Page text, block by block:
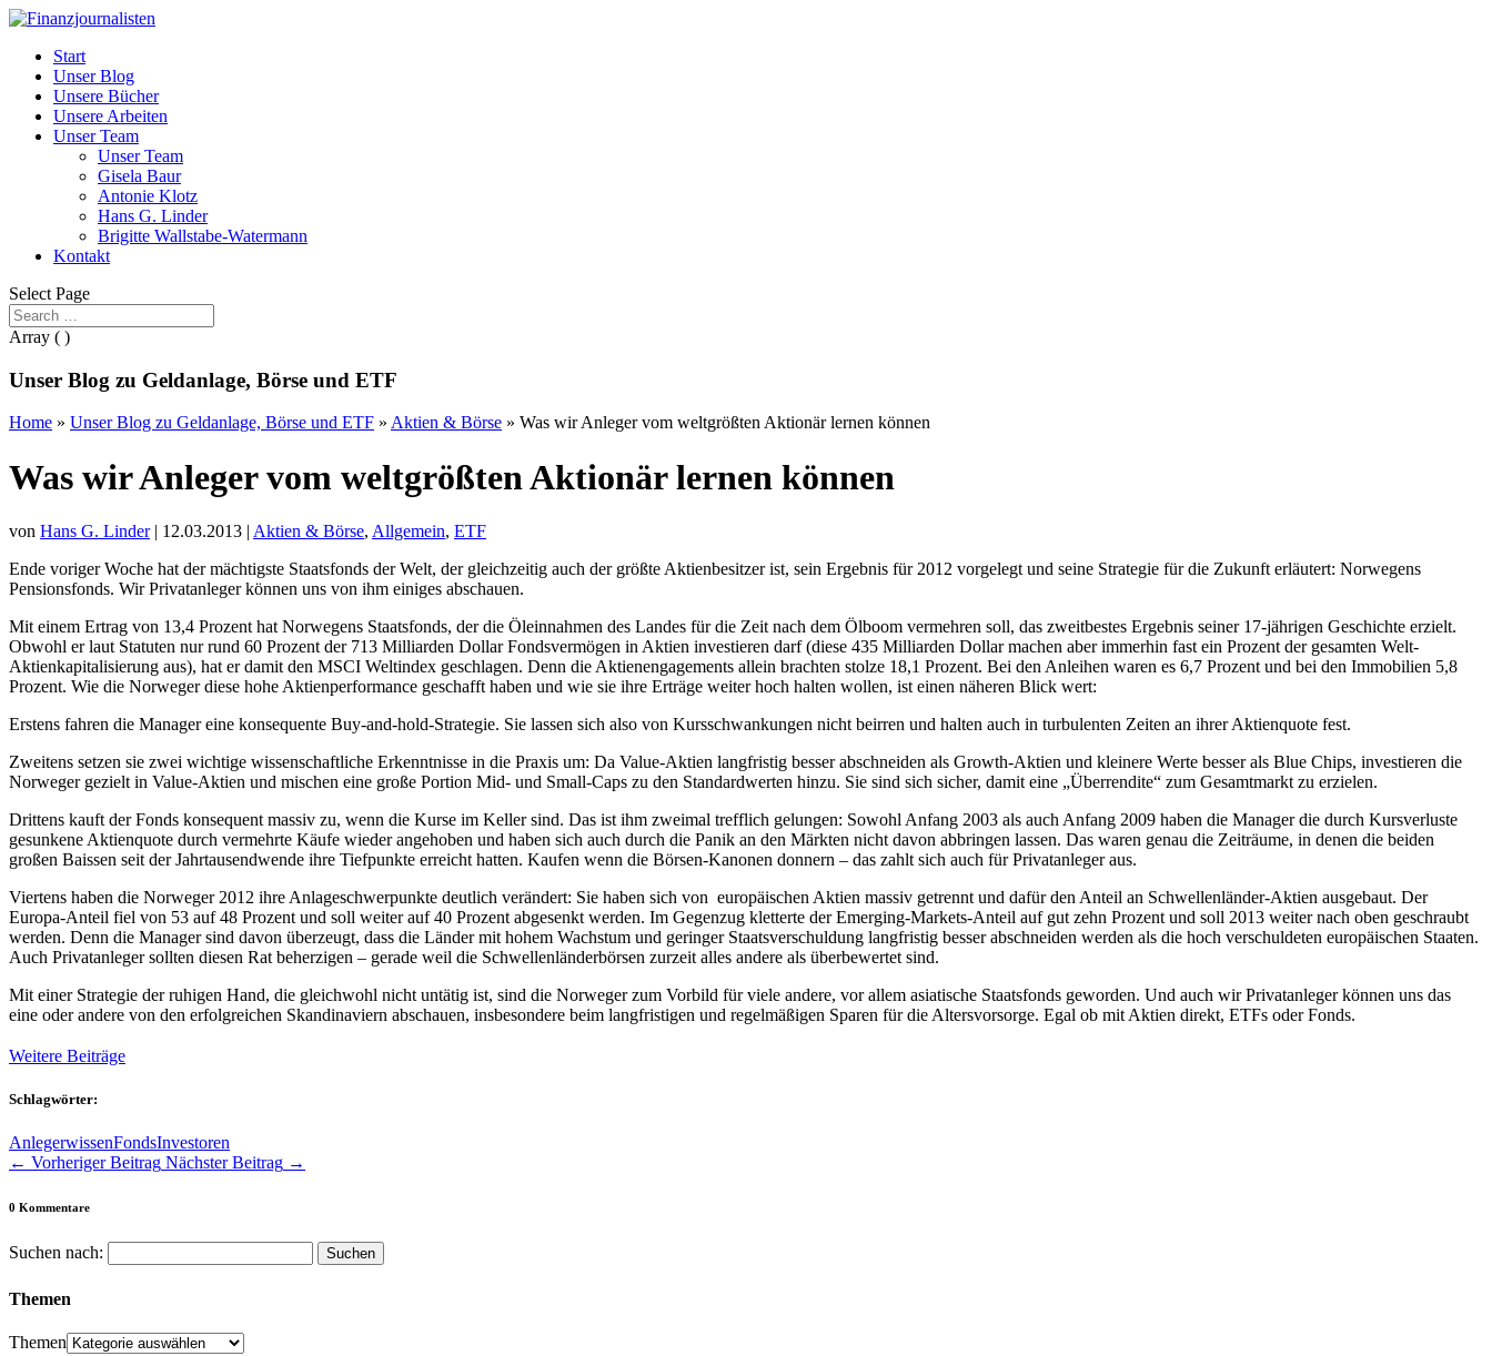
Start
Unser Blog
Unsere Bücher
Unsere Arbeiten
Unser Team
Unser Team
Gisela Baur
Antonie Klotz
Hans G. Linder
Brigitte Wallstabe-Watermann
Kontakt
Select Page
Array ( )
Unser Blog zu Geldanlage, Börse und ETF
Home » Unser Blog zu Geldanlage, Börse und ETF » Aktien & Börse » Was wir Anleger vom weltgrößten Aktionär lernen können
Was wir Anleger vom weltgrößten Aktionär lernen können
von Hans G. Linder| 12.03.2013 | Aktien & Börse, Allgemein, ETF
Ende voriger Woche hat der mächtigste Staatsfonds der Welt, der gleichzeitig auch der größte Aktienbesitzer ist, sein Ergebnis für 2012 vorgelegt und seine Strategie für die Zukunft erläutert: Norwegens
Pensionsfonds. Wir Privatanleger können uns von ihm einiges abschauen.
Mit einem Ertrag von 13,4 Prozent hat Norwegens Staatsfonds, der die Öleinnahmen des Landes für die Zeit nach dem Ölboom vermehren soll, das zweitbestes Ergebnis seiner 17-jährigen Geschichte erzielt.
Obwohl er laut Statuten nur rund 60 Prozent der 713 Milliarden Dollar Fondsvermögen in Aktien investieren darf (diese 435 Milliarden Dollar machen aber immerhin fast ein Prozent der gesamten Welt-
Aktienkapitalisierung aus), hat er damit den MSCI Weltindex geschlagen. Denn die Aktienengagements allein brachten stolze 18,1 Prozent. Bei den Anleihen waren es 6,7 Prozent und bei den Immobilien 5,8
Prozent. Wie die Norweger diese hohe Aktienperformance geschafft haben und wie sie ihre Erträge weiter hoch halten wollen, ist einen näheren Blick wert:
Erstens fahren die Manager eine konsequente Buy-and-hold-Strategie. Sie lassen sich also von Kursschwankungen nicht beirren und halten auch in turbulenten Zeiten an ihrer Aktienquote fest.
Zweitens setzen sie zwei wichtige wissenschaftliche Erkenntnisse in die Praxis um: Da Value-Aktien langfristig besser abschneiden als Growth-Aktien und kleinere Werte besser als Blue Chips, investieren die
Norweger gezielt in Value-Aktien und mischen eine große Portion Mid- und Small-Caps zu den Standardwerten hinzu. Sie sind sich sicher, damit eine „Überrendite“ zum Gesamtmarkt zu erzielen.
Drittens kauft der Fonds konsequent massiv zu, wenn die Kurse im Keller sind. Das ist ihm zweimal trefflich gelungen: Sowohl Anfang 2003 als auch Anfang 2009 haben die Manager die durch Kursverluste
gesunkene Aktienquote durch vermehrte Käufe wieder angehoben und haben sich auch durch die Panik an den Märkten nicht davon abbringen lassen. Das waren genau die Zeiträume, in denen die beiden
großen Baissen seit der Jahrtausendwende ihre Tiefpunkte erreicht hatten. Kaufen wenn die Börsen-Kanonen donnern – das zahlt sich auch für Privatanleger aus.
Viertens haben die Norweger 2012 ihre Anlageschwerpunkte deutlich verändert: Sie haben sich von europäischen Aktien massiv getrennt und dafür den Anteil an Schwellenländer-Aktien ausgebaut. Der
Europa-Anteil fiel von 53 auf 48 Prozent und soll weiter auf 40 Prozent abgesenkt werden. Im Gegenzug kletterte der Emerging-Markets-Anteil auf gut zehn Prozent und soll 2013 weiter nach oben geschraubt
werden. Denn die Manager sind davon überzeugt, dass die Länder mit hohem Wachstum und geringer Staatsverschuldung langfristig besser abschneiden werden als die hoch verschuldeten europäischen Staaten.
Auch Privatanleger sollten diesen Rat beherzigen – gerade weil die Schwellenländerbörsen zurzeit alles andere als überbewertet sind.
Mit einer Strategie der ruhigen Hand, die gleichwohl nicht untätig ist, sind die Norweger zum Vorbild für viele andere, vor allem asiatische Staatsfonds geworden. Und auch wir Privatanleger können uns das
eine oder andere von den erfolgreichen Skandinaviern abschauen, insbesondere beim langfristigen und regelmäßigen Sparen für die Altersvorsorge. Egal ob mit Aktien direkt, ETFs oder Fonds.
Weitere Beiträge
Schlagwörter:
AnlegerwissenFondsInvestoren
← Vorheriger Beitrag Nächster Beitrag →
0 Kommentare
Suchen nach:
Themen
Themen